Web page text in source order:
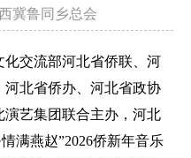
冀鲁同乡总会
化交流部河北省侨联、河
北省侨办、河北省政协
艺集团联合主办，河北
满燕赵”2026侨新年音乐